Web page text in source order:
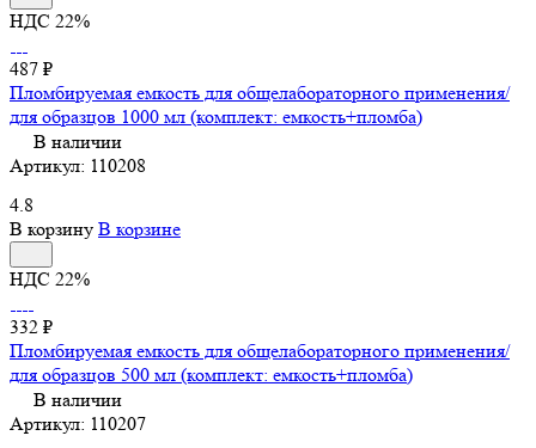
НДС 22%
487 ₽
Пломбируемая емкость для общелабораторного применения/
для образцов 1000 мл (комплект: емкость+пломба)
В наличии
Артикул: 110208
4.8
В корзину В корзине
НДС 22%
332 ₽
Пломбируемая емкость для общелабораторного применения/
для образцов 500 мл (комплект: емкость+пломба)
В наличии
Артикул: 110207